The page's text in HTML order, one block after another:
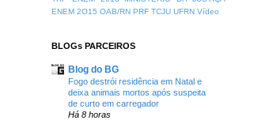
ENEM 2O15 OAB/RN PRF TCJU UFRN Vídeo
BLOGs PARCEIROS
Blog do BG
Fogo destrói residência em Natal e
deixa animais mortos após suspeita
de curto em carregador
Há 8 horas